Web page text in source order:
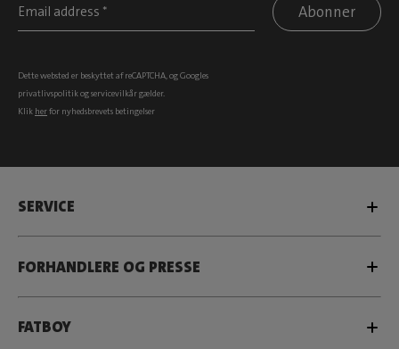
Abonner
Dette websted er beskyttet af reCAPTCHA, og Googles
privatlivspolitikogservicevilkårgælder.
Klik herfor nyhedsbrevets betingelser
SERVICE
FORHANDLERE OG PRESSE
FATBOY